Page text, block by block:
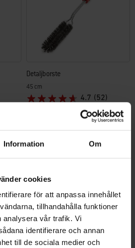
Information Om
cookies
för att anpassa innehållet
tillhandahålla funktioner
analysera vår trafik. Vi
identifierare och annan
till de sociala medier och
Detaljborste
45 cm
4.7 (52)
inkl. moms ex. fraktomkostnader